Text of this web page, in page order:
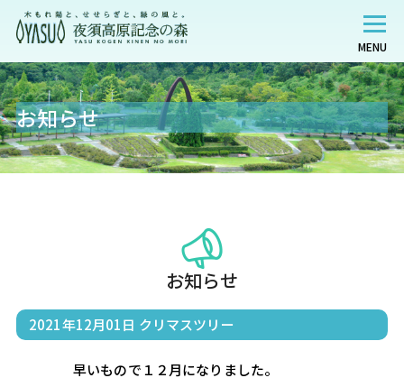
MENU
お知らせ
お知らせ
2021年12月01日 クリマスツリー